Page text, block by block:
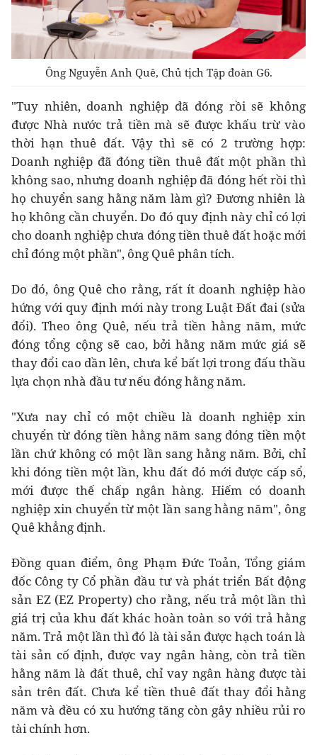
Ông Nguyễn Anh Quê, Chủ tịch Tập đoàn G6.
"Tuy nhiên, doanh nghiệp đã đóng rồi sẽ không
được Nhà nước trả tiền mà sẽ được khấu trừ vào
thời hạn thuê đất. Vậy thì sẽ có 2 trường hợp:
Doanh nghiệp đã đóng tiền thuê đất một phần thì
không sao, nhưng doanh nghiệp đã đóng hết rồi thì
họ chuyển sang hằng năm làm gì? Đương nhiên là
họ không cần chuyển. Do đó quy định này chỉ có lợi
cho doanh nghiệp chưa đóng tiền thuê đất hoặc mới
chỉ đóng một phần", ông Quê phân tích.
Do đó, ông Quê cho rằng, rất ít doanh nghiệp hào
hứng với quy định mới này trong Luật Đất đai (sửa
đổi). Theo ông Quê, nếu trả tiền hằng năm, mức
đóng tổng cộng sẽ cao, bởi hằng năm mức giá sẽ
thay đổi cao dần lên, chưa kể bất lợi trong đấu thầu
lựa chọn nhà đầu tư nếu đóng hằng năm.
"Xưa nay chỉ có một chiều là doanh nghiệp xin
chuyển từ đóng tiền hằng năm sang đóng tiền một
lần chứ không có một lần sang hằng năm. Bởi, chỉ
khi đóng tiền một lần, khu đất đó mới được cấp sổ,
mới được thế chấp ngân hàng. Hiếm có doanh
nghiệp xin chuyển từ một lần sang hằng năm", ông
Quê khẳng định.
Đồng quan điểm, ông Phạm Đức Toản, Tổng giám
đốc Công ty Cổ phần đầu tư và phát triển Bất động
sản EZ (EZ Property) cho rằng, nếu trả một lần thì
giá trị của khu đất khác hoàn toàn so với trả hằng
năm. Trả một lần thì đó là tài sản được hạch toán là
tài sản cố định, được vay ngân hàng, còn trả tiền
hằng năm là đất thuê, chỉ vay ngân hàng được tài
sản trên đất. Chưa kể tiền thuê đất thay đổi hằng
năm và đều có xu hướng tăng còn gây nhiều rủi ro
tài chính hơn.